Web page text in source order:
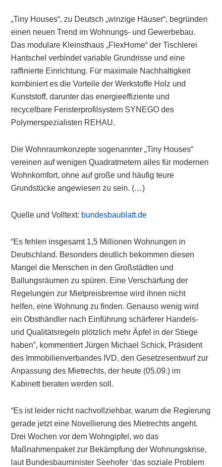
„Tiny Houses“, zu Deutsch „winzige Häuser“, begründen
einen neuen Trend im Wohnungs- und Gewerbebau.
Das modulare Kleinsthaus „FlexHome“ der Tischlerei
Hantschel verbindet variable Grundrisse und eine
raffinierte Einrichtung. Für maximale Nachhaltigkeit
kombiniert es die Vorteile der Werkstoffe Holz und
Kunststoff, darunter das energieeffiziente und
recycelbare Fensterprofilsystem SYNEGO des
Polymerspezialisten REHAU.
Die Wohnraumkonzepte sogenannter „Tiny Houses“
vereinen auf wenigen Quadratmetern alles für modernen
Wohnkomfort, ohne auf große und häufig teure
Grundstücke angewiesen zu sein. (…)
Quelle und Volltext: bundesbaublatt.de
“Es fehlen insgesamt 1,5 Millionen Wohnungen in
Deutschland. Besonders deutlich bekommen diesen
Mangel die Menschen in den Großstädten und
Ballungsräumen zu spüren. Eine Verschärfung der
Regelungen zur Mietpreisbremse wird ihnen nicht
helfen, eine Wohnung zu finden. Genauso wenig wird
ein Obsthändler nach Einführung schärferer Handels-
und Qualitätsregeln plötzlich mehr Äpfel in der Stiege
haben”, kommentiert Jürgen Michael Schick, Präsident
des Immobilienverbandes IVD, den Gesetzesentwurf zur
Anpassung des Mietrechts, der heute (05.09.) im
Kabinett beraten werden soll.
“Es ist leider nicht nachvollziehbar, warum die Regierung
gerade jetzt eine Novellierung des Mietrechts angeht.
Drei Wochen vor dem Wohngipfel, wo das
Maßnahmenpaket zur Bekämpfung der Wohnungskrise,
laut Bundesbauminister Seehofer ‘das soziale Problem